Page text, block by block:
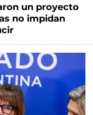
un proyecto
no impidan